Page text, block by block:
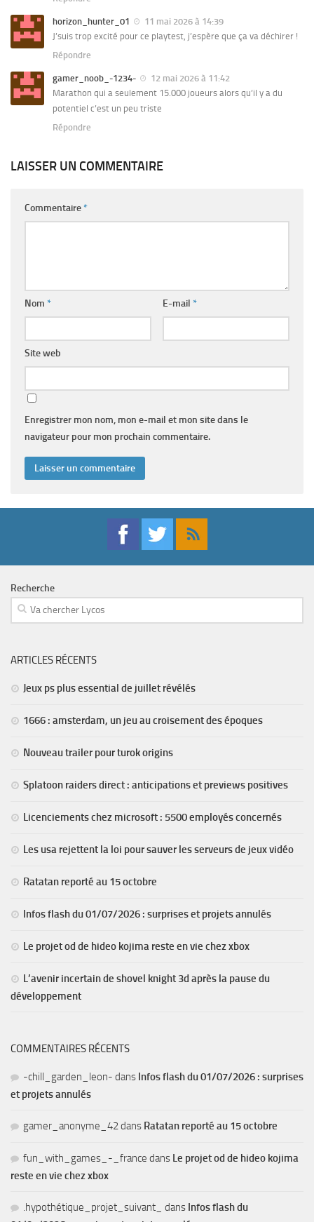
horizon_hunter_01
11 mai 2026 à 14:39
J’suis trop excité pour ce playtest, j’espère que ça va déchirer !
Répondre
gamer_noob_-1234-
12 mai 2026 à 11:42
Marathon qui a seulement 15.000 joueurs alors qu’il y a du
potentiel c’est un peu triste
Répondre
LAISSER UN COMMENTAIRE
Commentaire*
Nom * E-mail *
Site web
Enregistrer mon nom, mon e-mail et mon site dans le
navigateur pour mon prochain commentaire.
Recherche
ARTICLES RÉCENTS
Jeux ps plus essential de juillet révélés
1666 : amsterdam, un jeu au croisement des époques
Nouveau trailer pour turok origins
Splatoon raiders direct : anticipations et previews positives
Licenciements chez microsoft : 5500 employés concernés
Les usa rejettent la loi pour sauver les serveurs de jeux vidéo
Ratatan reporté au 15 octobre
Infos flash du 01/07/2026 : surprises et projets annulés
Le projet od de hideo kojima reste en vie chez xbox
L’avenir incertain de shovel knight 3d après la pause du
développement
COMMENTAIRES RÉCENTS
-chill_garden_leon- dans Infos flash du 01/07/2026 : surprises
et projets annulés
gamer_anonyme_42dans Ratatan reporté au 15 octobre
fun_with_games_-_france dans Le projet od de hideo kojima
reste en vie chez xbox
.hypothétique_projet_suivant_ dans Infos flash du